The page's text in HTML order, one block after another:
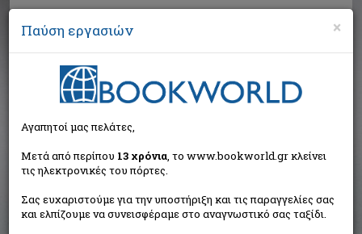
Αναζήτηση
Αποτελέσματα αναζήτησης
Συγγραφέας: Προβατάς Μάκης (10 βιβλία)
Ταξινόμηση ανά:
×
Παύση εργασιών
Αγαπητοί μας πελάτες,
Μετά από περίπου 13 χρόνια, το www.bookworld.gr κλείνει
τις ηλεκτρονικές του πόρτες.
Σας ευχαριστούμε για την υποστήριξη και τις παραγγελίες σας
και ελπίζουμε να συνεισφέραμε στο αναγνωστικό σας ταξίδι.